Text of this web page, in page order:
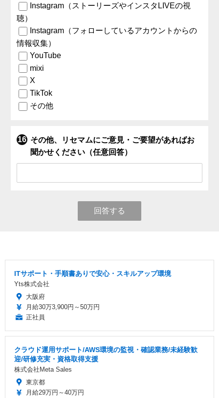
Instagram（ストーリーズやインスタLIVEの視
聴）
Instagram（フォローしているアカウントからの
情報収集）
YouTube
mixi
X
TikTok
その他
その他、リセマムにご意見・ご要望があればお
聞かせください（任意回答）
回答する
ITサポート・手順書ありで安心・スキルアップ環境
Yts株式会社
大阪府
月給30万3,900円～50万円
正社員
クラウド運用サポート/AWS環境の監視・確認業務/未経験歓
迎/研修充実・資格取得支援
株式会社Meta Sales
東京都
月給29万円～40万円